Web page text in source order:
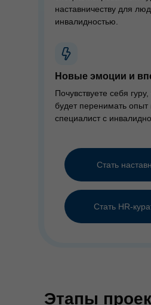
Стать HR-
Стать
Новые эмоции и
Почувствуете себя гуру,
будет перенимать
специалист с
наставничеству для
инвалидностью.
Этапы